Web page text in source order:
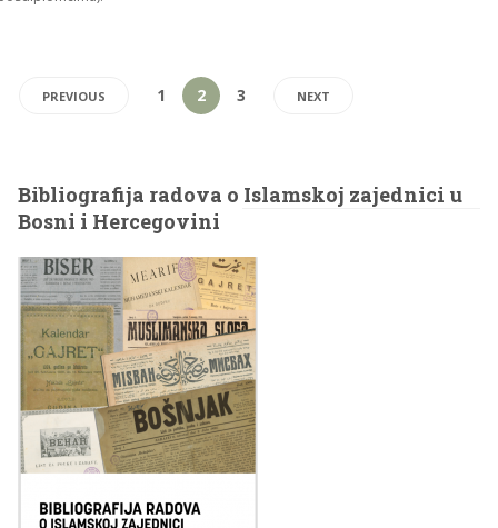
PREVIOUS 1 2 3 NEXT
Bibliografija radova o Islamskoj zajednici u
Bosni i Hercegovini